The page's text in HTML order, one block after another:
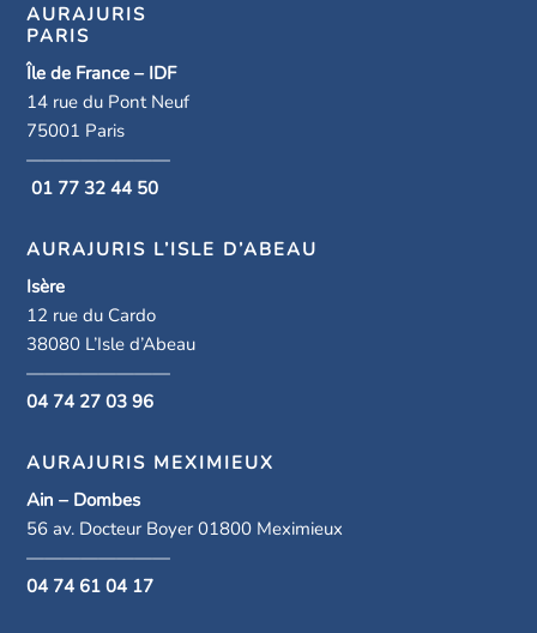
AURAJURIS
PARIS
Île de France – IDF
14 rue du Pont Neuf
75001 Paris
————————
01 77 32 44 50
AURAJURIS L’ISLE D’ABEAU
Isère
12 rue du Cardo
38080 L’Isle d’Abeau
————————
04 74 27 03 96
AURAJURIS MEXIMIEUX
Ain – Dombes
56 av. Docteur Boyer 01800 Meximieux
————————
04 74 61 04 17